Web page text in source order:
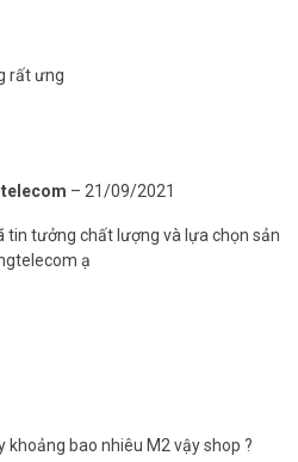
rất ưng
– 21/09/2021
tin tưởng chất lượng và lựa chọn sản
ạ
khoảng bao nhiêu M2 vậy shop ?